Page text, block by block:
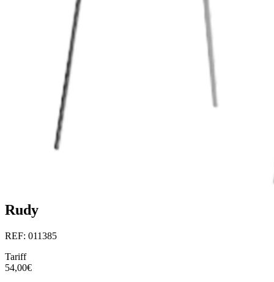
Rudy
REF: 011385
Tariff
54,00€